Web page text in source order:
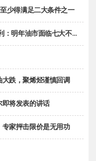
少得满足二大条件之一
年油市面临七大不确定性
跌，聚烯烃谨慎回调
即将发表的讲话
家抨击限价是无用功